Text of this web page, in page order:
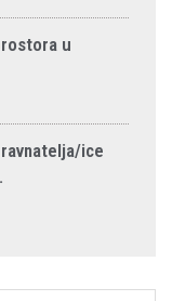
u
ice